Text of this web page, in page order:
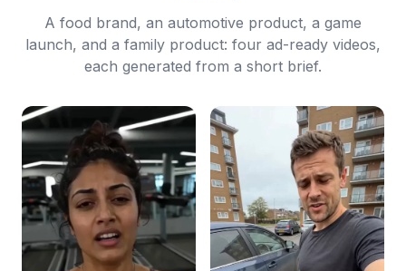
A food brand, an automotive product, a game
launch, and a family product: four ad-ready videos,
each generated from a short brief.